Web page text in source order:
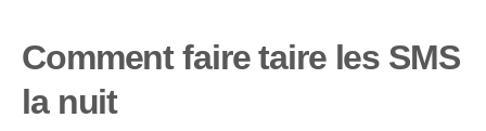
Comment faire taire les SMS
la nuit